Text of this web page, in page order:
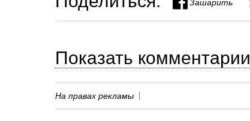
Показать комментарии
На правах рекламы